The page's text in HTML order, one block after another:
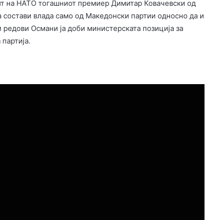
на НАТО тогашниот премиер Димитар Ковачевски од
влада само од Македонски партии односно да и
Османи ја доби министерската позиција за